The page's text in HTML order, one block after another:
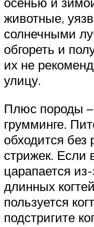
животные,
солнечными
обгореть и
их не
улицу.
Плюс породы
грумминге.
обходится без
стрижек. Если
царапается
длинных
пользуется
подстригите